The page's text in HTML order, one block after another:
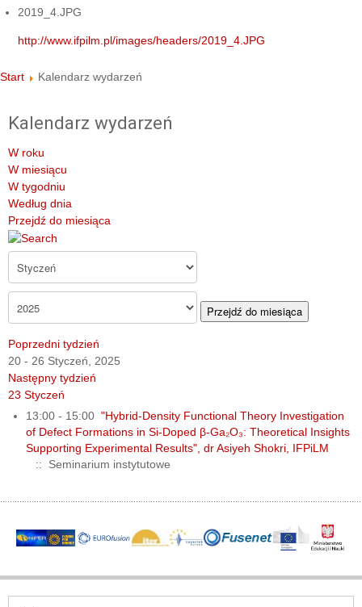
2019_4.JPG
http://www.ifpilm.pl/images/headers/2019_4.JPG
Start Kalendarz wydarzeń
Kalendarz wydarzeń
W roku
W miesiącu
W tygodniu
Według dnia
Przejdź do miesiąca
Przejdź do miesiąca
Poprzedni tydzień
20 - 26 Styczeń, 2025
Następny tydzień
23 Styczeń
13:00 - 15:00"Hybrid-Density Functional Theory Investigation
of Defect Formations in Si-Doped β-Ga₂O₃: Theoretical Insights
Supporting Experimental Results", dr Asiyeh Shokri, IFPiLM
:: Seminarium instytutowe